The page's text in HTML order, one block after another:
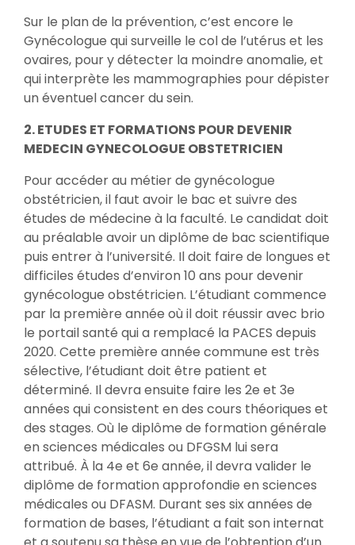
Sur le plan de la prévention, c’est encore le
Gynécologue qui surveille le col de l’utérus et les
ovaires, pour y détecter la moindre anomalie, et
qui interprète les mammographies pour dépister
un éventuel cancer du sein.
2. ETUDES ET FORMATIONS POUR DEVENIR
MEDECIN GYNECOLOGUE OBSTETRICIEN
Pour accéder au métier de gynécologue
obstétricien, il faut avoir le bac et suivre des
études de médecine à la faculté. Le candidat doit
au préalable avoir un diplôme de bac scientifique
puis entrer à l’université. Il doit faire de longues et
difficiles études d’environ 10 ans pour devenir
gynécologue obstétricien. L’étudiant commence
par la première année où il doit réussir avec brio
le portail santé qui a remplacé la PACES depuis
2020. Cette première année commune est très
sélective, l’étudiant doit être patient et
déterminé. Il devra ensuite faire les 2e et 3e
années qui consistent en des cours théoriques et
des stages. Où le diplôme de formation générale
en sciences médicales ou DFGSM lui sera
attribué. À la 4e et 6e année, il devra valider le
diplôme de formation approfondie en sciences
médicales ou DFASM. Durant ses six années de
formation de bases, l’étudiant a fait son internat